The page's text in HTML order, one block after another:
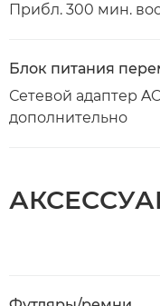
Прибл. 300 мин.
Блок питания
Сетевой адаптер
дополнительно